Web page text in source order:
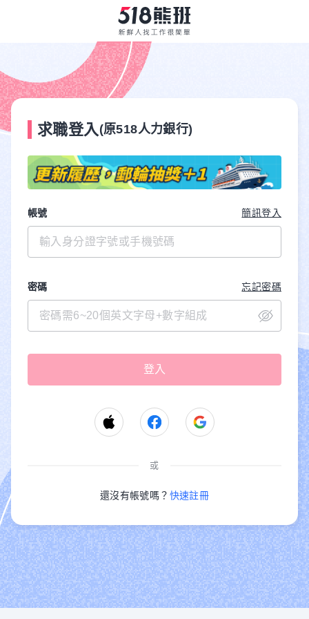
求職登入 (原518人力銀行)
帳號 簡訊登入
密碼 忘記密碼
或
還沒有帳號嗎？ 快速註冊